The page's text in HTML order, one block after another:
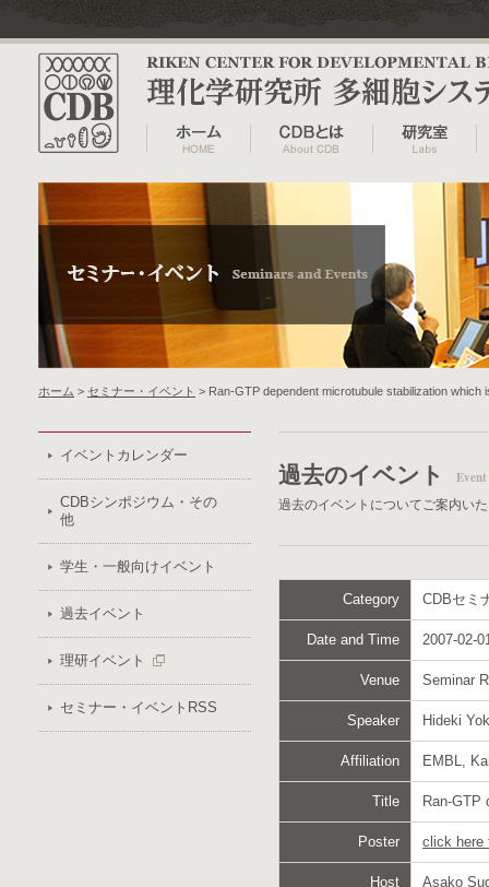
ホーム > セミナー・イベント > Ran-GTP dependent microtubule stabilization which
イベントカレンダー
CDBシンポジウム・その
他
学生・一般向けイベント
過去イベント
理研イベント
セミナー・イベントRSS
過去のイベント
過去のイベントについてご案内い
Category CDBセミ
Date and Time 2007-02-
Venue Seminar
Speaker Hideki
Affiliation EMBL,
Title Ran-GTP
Poster click here
Host Asako